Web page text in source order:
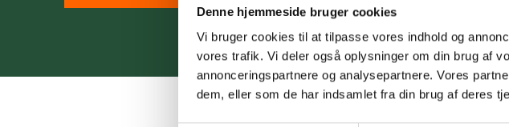
Denne hjemmeside bruger cookies
Vi bruger cookies til at tilpasse vores indhold og
vores trafik. Vi deler også oplysninger om din brug af
annonceringspartnere og analysepartnere. Vores
dem, eller som de har indsamlet fra din brug af deres